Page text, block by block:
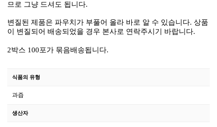
므로 그냥 드셔도 됩니다.
변질된 제품은 파우치가 부풀어 올라 바로 알 수 있습니다. 상품
이 변질되어 배송되었을 경우 본사로 연락주시기 바랍니다.
2박스 100포가 묶음배송됩니다.
식품의 유형
과즙
생산자